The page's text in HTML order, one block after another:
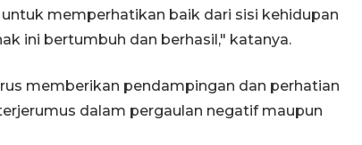
memperhatikan baik dari sisi kehidupan
ini bertumbuh dan berhasil," katanya.
memberikan pendampingan dan perhatian
dalam pergaulan negatif maupun